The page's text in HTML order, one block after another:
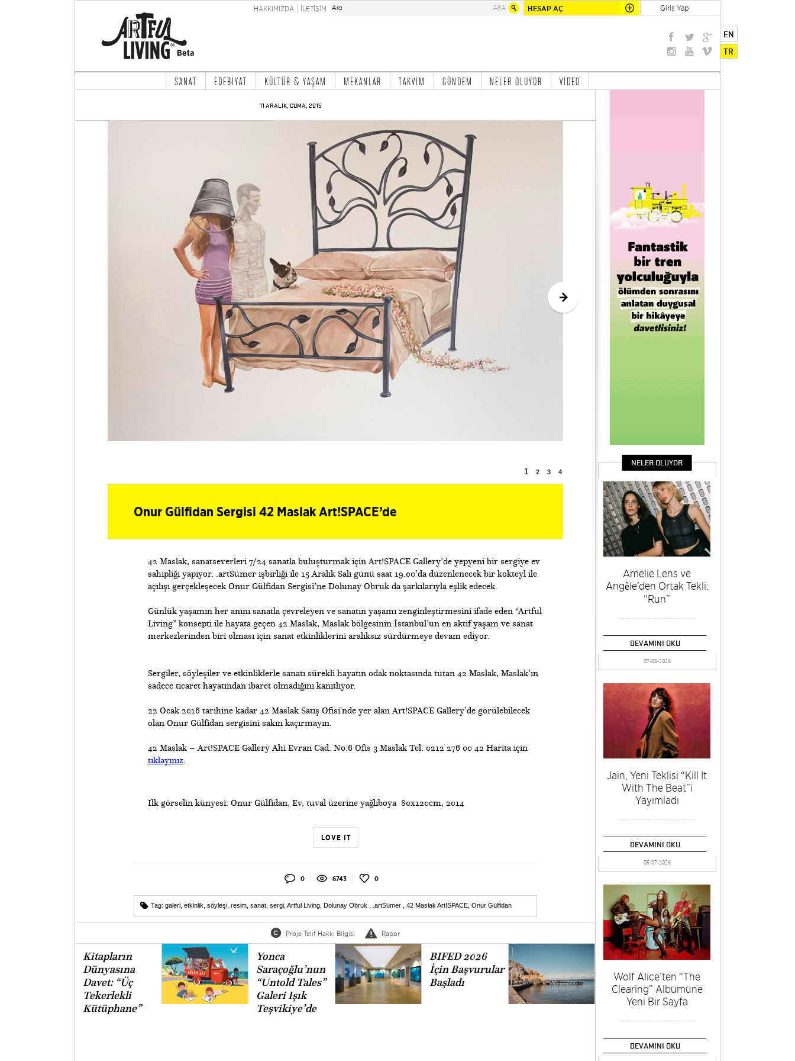
HESAP AÇ Giriş Yap
HAKKIMIZDA İLETİŞİM
EN
TR
SANAT EDEBİYAT KÜLTÜR & YAŞAM MEKANLAR TAKVİM GÜNDEM NELER OLUYOR VİDEO
11 ARALIK, CUMA, 2015
1 2 3 4
Onur Gülfidan Sergisi 42 Maslak Art!SPACE’de
42 Maslak, sanatseverleri 7/24 sanatla buluşturmak için Art!SPACE Gallery’de yepyeni bir sergiye ev
sahipliği yapıyor. .artSümer işbirliği ile 15 Aralık Salı günü saat 19.00’da düzenlenecek bir kokteyl ile
açılışı gerçekleşecek Onur Gülfidan Sergisi’ne Dolunay Obruk da şarkılarıyla eşlik edecek.
Günlük yaşamın her anını sanatla çevreleyen ve sanatın yaşamı zenginleştirmesini ifade eden “Artful
Living” konsepti ile hayata geçen 42 Maslak, Maslak bölgesinin İstanbul’un en aktif yaşam ve sanat
merkezlerinden biri olması için sanat etkinliklerini aralıksız sürdürmeye devam ediyor.
Sergiler, söyleşiler ve etkinliklerle sanatı sürekli hayatın odak noktasında tutan 42 Maslak, Maslak’ın
sadece ticaret hayatından ibaret olmadığını kanıtlıyor.
22 Ocak 2016 tarihine kadar 42 Maslak Satış Ofisi'nde yer alan Art!SPACE Gallery’de görülebilecek
olan Onur Gülfidan sergisini sakın kaçırmayın.
42 Maslak – Art!SPACE Gallery Ahi Evran Cad. No:6 Ofis 3 Maslak Tel: 0212 276 00 42 Harita için
tıklayınız.
İlk görselin künyesi: Onur Gülfidan, Ev, tuval üzerine yağlıboya 80x120cm, 2014
LOVE IT
0 6743 0
Tag: galeri etkinlik söyleşi resim sanat sergi Artful Living Dolunay Obruk .artSümer 42 Maslak Art!SPACE Onur Gülfidan
Proje Telif Hakkı Bilgisi Rapor
Kitapların
Dünyasına
Davet: “Üç
Tekerlekli
Kütüphane”
Yonca
Saraçoğlu’nun
“Untold Tales”
Galeri Işık
Teşvikiye’de
BIFED 2026
İçin Başvurular
Başladı
NELER OLUYOR
Amelie Lens ve
Angèle’den Ortak Tekli:
“Run”
DEVAMINI OKU
07-08-2026
Jain, Yeni Teklisi “Kill It
With The Beat”i
Yayımladı
DEVAMINI OKU
05-07-2026
Wolf Alice’ten “The
Clearing” Albümüne
Yeni Bir Sayfa
DEVAMINI OKU